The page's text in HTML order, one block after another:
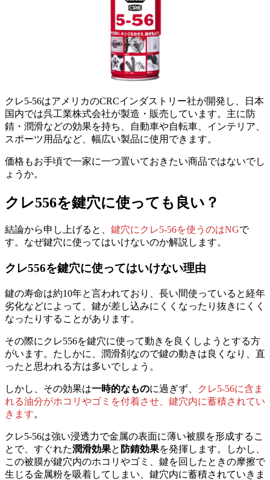
クレ5-56はアメリカのCRCインダストリー社が開発し、日本
国内では呉工業株式会社が製造・販売しています。主に防
錆・潤滑などの効果を持ち、自動車や自転車、インテリア、
スポーツ用品など、幅広い製品に使用できます。
価格もお手頃で一家に一つ置いておきたい商品ではないでし
ょうか。
クレ556を鍵穴に使っても良い？
結論から申し上げると、 鍵穴にクレ5-56を使うのはNGで
す。なぜ鍵穴に使ってはいけないのか解説します。
クレ556を鍵穴に使ってはいけない理由
鍵の寿命は約10年と言われており、長い間使っていると経年
劣化などによって、鍵が差し込みにくくなったり抜きにくく
なったりすることがあります。
その際にクレ556を鍵穴に使って動きを良くしようとする方
がいます。たしかに、潤滑剤なので鍵の動きは良くなり、直
ったと思われる方は多いでしょう。
しかし、その効果は一時的なものに過ぎず、
クレ5-56に含ま
れる油分がホコリやゴミを付着させ、鍵穴内に蓄積されてい
きます。
クレ5-56は強い浸透力で金属の表面に薄い被膜を形成するこ
とで、すぐれた潤滑効果と 防錆効果を発揮します。しかし、
この被膜が鍵穴内のホコリやゴミ、鍵を回したときの摩擦で
生じる金属粉を吸着してしまい、鍵穴内に蓄積されていきま